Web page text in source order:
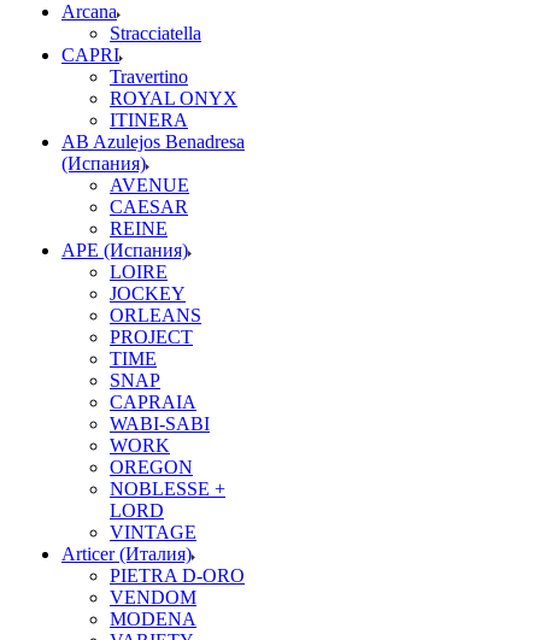
Arcana
Stracciatella
CAPRI
Travertino
ROYAL ONYX
ITINERA
AB Azulejos Benadresa
(Испания)
AVENUE
CAESAR
REINE
APE (Испания)
LOIRE
JOCKEY
ORLEANS
PROJECT
TIME
SNAP
CAPRAIA
WABI-SABI
WORK
OREGON
NOBLESSE +
LORD
VINTAGE
Articer (Италия)
PIETRA D-ORO
VENDOM
MODENA